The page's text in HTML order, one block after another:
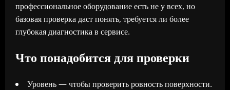
профессиональное оборудование есть не у всех, но
базовая проверка даст понять, требуется ли более
глубокая диагностика в сервисе.
Что понадобится для проверки
Уровень — чтобы проверить ровность поверхности.